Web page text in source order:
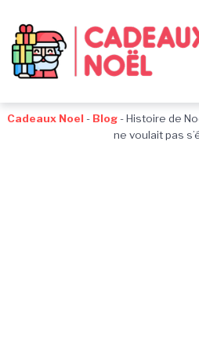
navigation
au
contenu
au
pied
de
Cadeaux Noel - Blog-Histoire de
ne voulait pas